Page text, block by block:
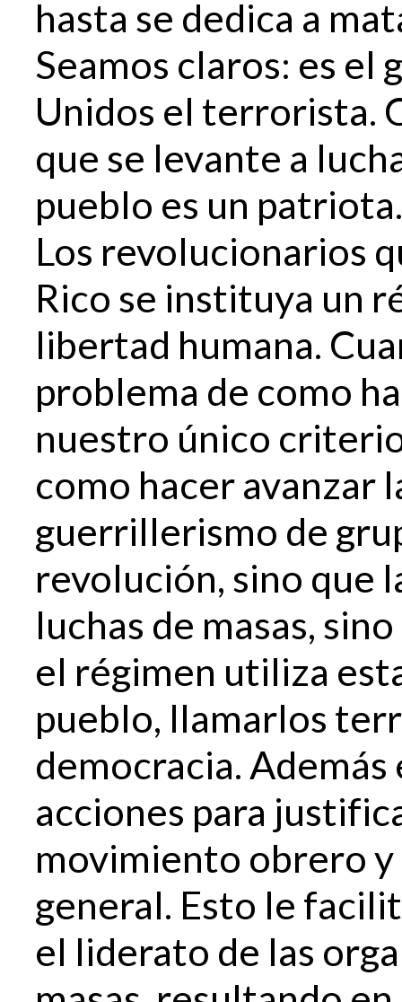
hasta se dedica a
Seamos claros: es el
Unidos el terrorista.
que se levante a
pueblo es un
Los revolucionarios
Rico se instituya un
libertad humana.
problema de como
nuestro único
como hacer avanzar
guerrillerismo de
revolución, sino que
luchas de masas,
el régimen utiliza
pueblo, llamarlos
democracia.
acciones para
movimiento obrero
general. Esto le
el liderato de las